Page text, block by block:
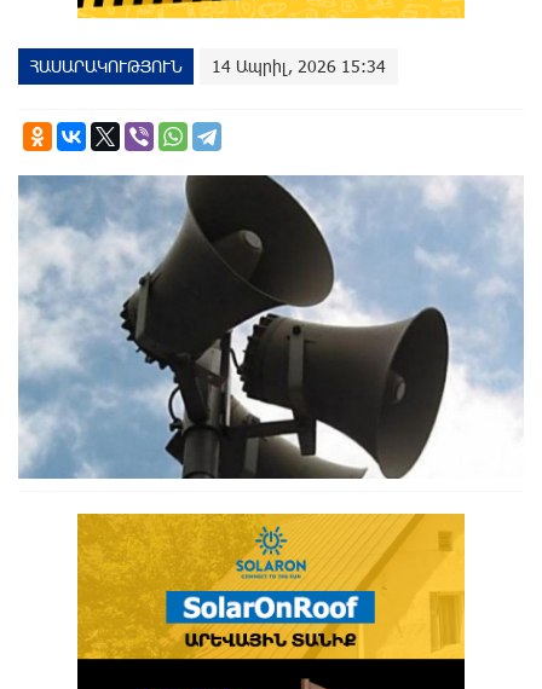
ՀԱՍԱՐԱԿՈՒԹՅՈՒՆ 14 Ապրիլ, 2026 15:34